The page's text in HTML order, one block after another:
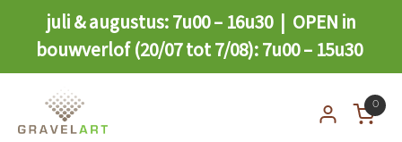
juli & augustus: 7u00 – 16u30 | OPEN in
bouwverlof (20/07 tot 7/08): 7u00 – 15u30
0